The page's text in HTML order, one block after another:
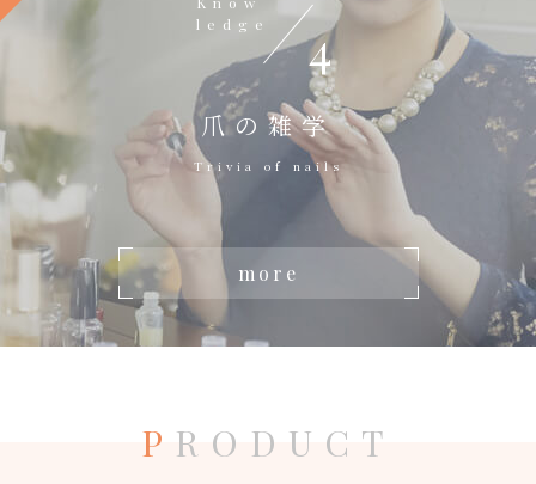
ledge
4
爪の雑学
Trivia of nails
more
P RODUCT